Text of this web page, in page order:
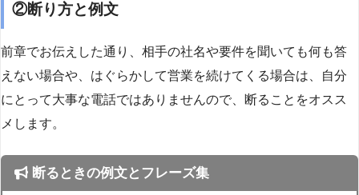
②断り方と例文
前章でお伝えした通り、相手の社名や要件を聞いても何も答
えない場合や、はぐらかして営業を続けてくる場合は、自分
にとって大事な電話ではありませんので、断ることをオスス
メします。
断るときの例文とフレーズ集